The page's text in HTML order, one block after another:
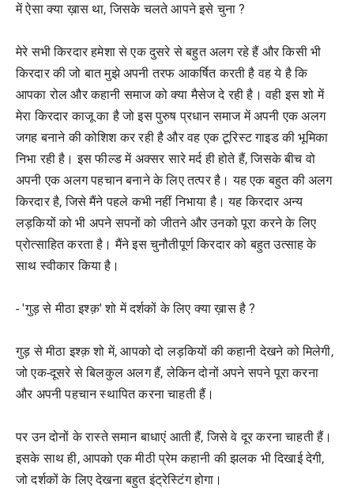
में ऐसा क्या ख़ास था, जिसके चलते आपने इसे चुना ?
मेरे सभी किरदार हमेशा से एक दुसरे से बहुत अलग रहे हैं और किसी भी
किरदार की जो बात मुझे अपनी तरफ आकर्षित करती है वह ये है कि
आपका रोल और कहानी समाज को क्या मैसेज दे रही है। वही इस शो में
मेरा किरदार काजू का है जो इस पुरुष प्रधान समाज में अपनी एक अलग
जगह बनाने की कोशिश कर रही है और वह एक टूरिस्ट गाइड की भूमिका
निभा रही है। इस फील्ड में अक्सर सारे मर्द ही होते हैं, जिसके बीच वो
अपनी एक अलग पहचान बनाने के लिए तत्पर है। यह एक बहुत की अलग
किरदार है, जिसे मैंने पहले कभी नहीं निभाया है। यह किरदार अन्य
लड़कियों को भी अपने सपनों को जीतने और उनको पूरा करने के लिए
प्रोत्साहित करता है। मैंने इस चुनौतीपूर्ण किरदार को बहुत उत्साह के
साथ स्वीकार किया है।
- 'गुड़ से मीठा इश्क़' शो में दर्शकों के लिए क्या ख़ास है ?
गुड़ से मीठा इश्क़ शो में, आपको दो लड़कियों की कहानी देखने को मिलेगी,
जो एक-दूसरे से बिलकुल अलग हैं, लेकिन दोनों अपने सपने पूरा करना
और अपनी पहचान स्थापित करना चाहती हैं।
पर उन दोनों के रास्ते समान बाधाएं आती हैं, जिसे वे दूर करना चाहती हैं।
इसके साथ ही, आपको एक मीठी प्रेम कहानी की झलक भी दिखाई देगी,
जो दर्शकों के लिए देखना बहुत इंट्रेस्टिंग होगा।